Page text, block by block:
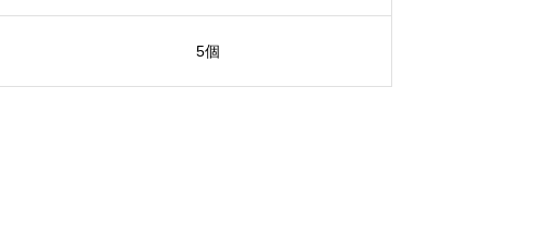
5個